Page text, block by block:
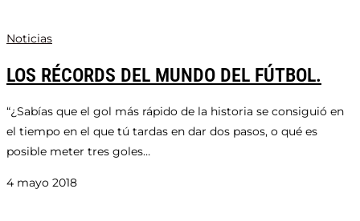
Noticias
LOS RÉCORDS DEL MUNDO DEL FÚTBOL.
“¿Sabías que el gol más rápido de la historia se consiguió en
el tiempo en el que tú tardas en dar dos pasos, o qué es
posible meter tres goles…
4 mayo 2018